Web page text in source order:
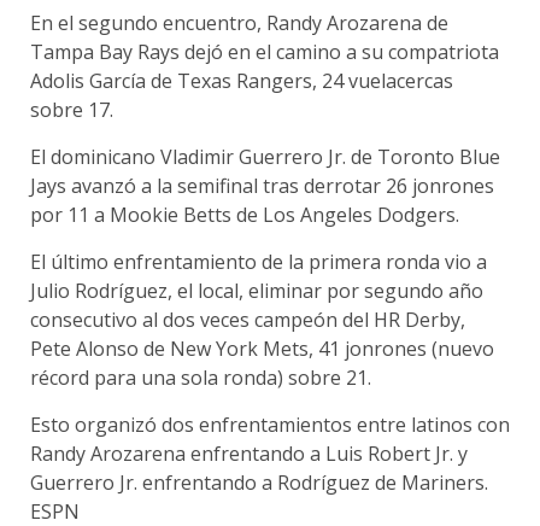
En el segundo encuentro, Randy Arozarena de
Tampa Bay Rays dejó en el camino a su compatriota
Adolis García de Texas Rangers, 24 vuelacercas
sobre 17.
El dominicano Vladimir Guerrero Jr. de Toronto Blue
Jays avanzó a la semifinal tras derrotar 26 jonrones
por 11 a Mookie Betts de Los Angeles Dodgers.
El último enfrentamiento de la primera ronda vio a
Julio Rodríguez, el local, eliminar por segundo año
consecutivo al dos veces campeón del HR Derby,
Pete Alonso de New York Mets, 41 jonrones (nuevo
récord para una sola ronda) sobre 21.
Esto organizó dos enfrentamientos entre latinos con
Randy Arozarena enfrentando a Luis Robert Jr. y
Guerrero Jr. enfrentando a Rodríguez de Mariners.
ESPN